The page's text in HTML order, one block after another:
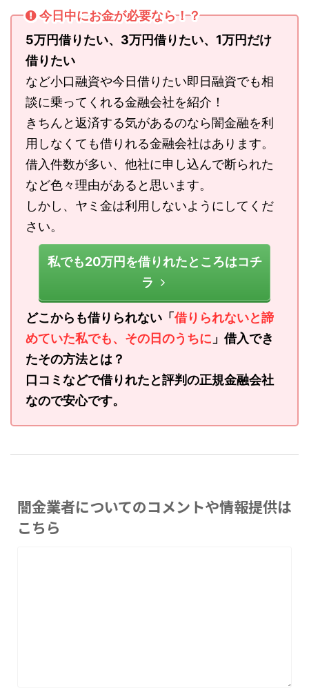
今日中にお金が必要なら！？
5万円借りたい、3万円借りたい、1万円だけ
借りたい
など小口融資や今日借りたい即日融資でも相
談に乗ってくれる金融会社を紹介！
きちんと返済する気があるのなら闇金融を利
用しなくても借りれる金融会社はあります。
借入件数が多い、他社に申し込んで断られた
など色々理由があると思います。
しかし、ヤミ金は利用しないようにしてくだ
さい。
私でも20万円を借りれたところはコチ
ラ
どこからも借りられない「 借りられないと諦
めていた私でも、その日のうちに 」借入でき
たその方法とは？
口コミなどで借りれたと評判の正規金融会社
なので安心です。
闇金業者についてのコメントや情報提供は
こちら